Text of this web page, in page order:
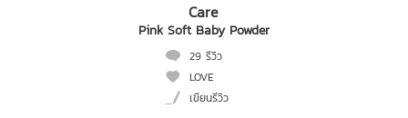
Care
Pink Soft Baby Powder
29 รีวิว
LOVE
เขียนรีวิว